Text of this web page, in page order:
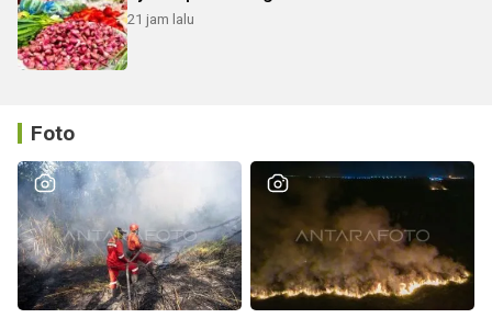
21 jam lalu
Foto